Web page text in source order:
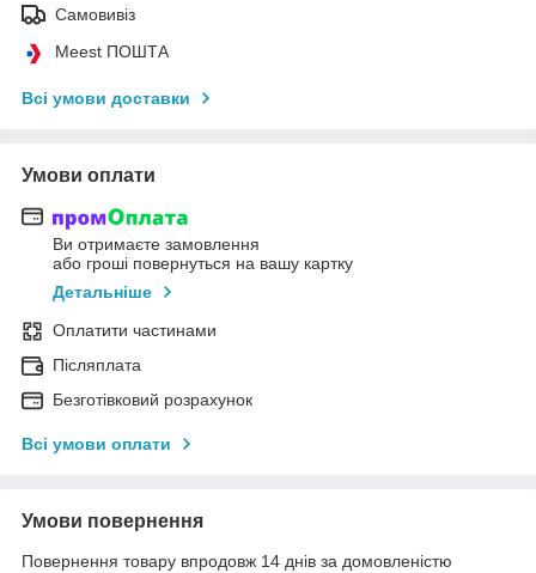
Самовивіз
Meest ПОШТА
Всі умови доставки
Умови оплати
Ви отримаєте замовлення
або гроші повернуться на вашу картку
Детальніше
Оплатити частинами
Післяплата
Безготівковий розрахунок
Всі умови оплати
Умови повернення
Повернення товару впродовж 14 днів за домовленістю